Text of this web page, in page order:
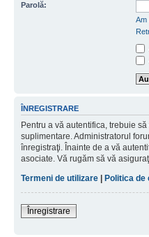
Parolă:
Am
ÎNREGISTRARE
Pentru a vă autentifica, trebuie
suplimentare. Administratorul
înregistraţi. Înainte de a vă
asociate. Vă rugăm să vă
Termeni de utilizare | Politica de
Înregistrare